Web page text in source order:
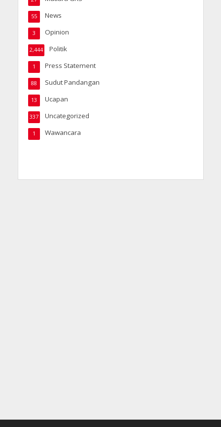
News
55
Opinion
3
Politik
2,444
Press Statement
1
Sudut Pandangan
88
Ucapan
13
Uncategorized
337
Wawancara
1